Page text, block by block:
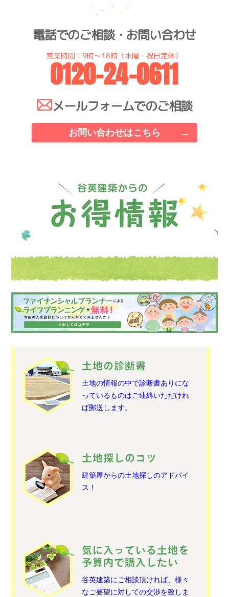
電話でのご相談・お問い合わせ
営業時間：9時～18時（水曜・祝日定休）
0120-24-0611
メールフォームでのご相談
お問い合わせはこちら
土地の診断書
土地の情報の中で診断書ありにな
っているものはご連絡いただけれ
ば郵送します。
土地探しのコツ
建築屋からの土地探しのアドバイ
ス！
気に入っている土地を
予算内で購入したい
谷英建築にご相談頂ければ、様々
なご要望に対しての交渉を致しま